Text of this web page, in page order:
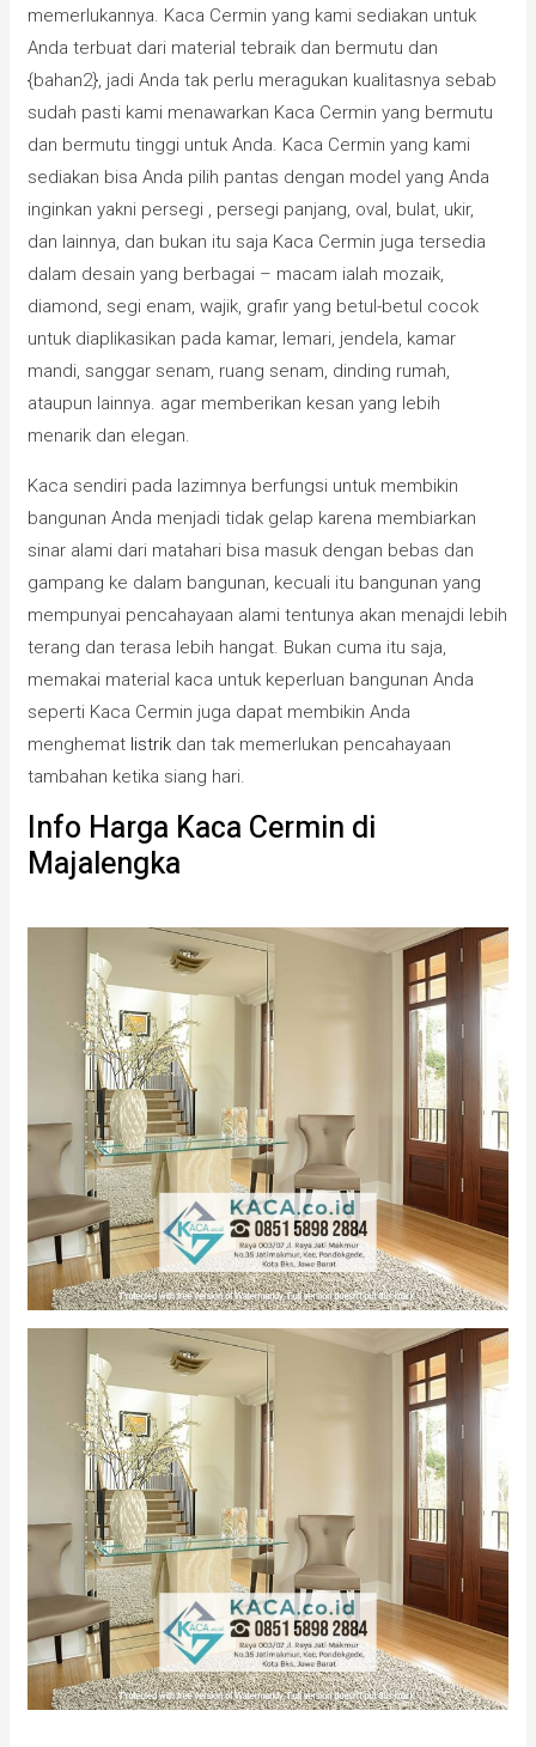
memerlukannya. Kaca Cermin yang kami sediakan untuk
Anda terbuat dari material tebraik dan bermutu dan
{bahan2}, jadi Anda tak perlu meragukan kualitasnya sebab
sudah pasti kami menawarkan Kaca Cermin yang bermutu
dan bermutu tinggi untuk Anda. Kaca Cermin yang kami
sediakan bisa Anda pilih pantas dengan model yang Anda
inginkan yakni persegi , persegi panjang, oval, bulat, ukir,
dan lainnya, dan bukan itu saja Kaca Cermin juga tersedia
dalam desain yang berbagai – macam ialah mozaik,
diamond, segi enam, wajik, grafir yang betul-betul cocok
untuk diaplikasikan pada kamar, lemari, jendela, kamar
mandi, sanggar senam, ruang senam, dinding rumah,
ataupun lainnya. agar memberikan kesan yang lebih
menarik dan elegan.
Kaca sendiri pada lazimnya berfungsi untuk membikin
bangunan Anda menjadi tidak gelap karena membiarkan
sinar alami dari matahari bisa masuk dengan bebas dan
gampang ke dalam bangunan, kecuali itu bangunan yang
mempunyai pencahayaan alami tentunya akan menajdi lebih
terang dan terasa lebih hangat. Bukan cuma itu saja,
memakai material kaca untuk keperluan bangunan Anda
seperti Kaca Cermin juga dapat membikin Anda
menghemat listrik dan tak memerlukan pencahayaan
tambahan ketika siang hari.
Info Harga Kaca Cermin di
Majalengka